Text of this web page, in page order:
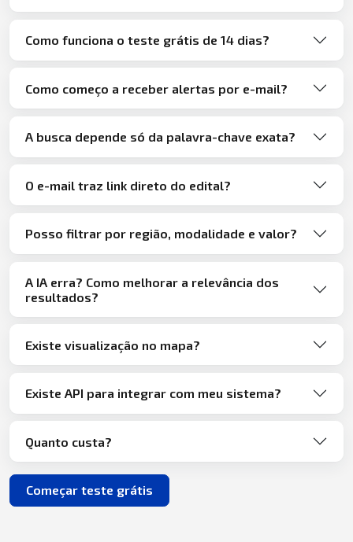
Como funciona o teste grátis de 14 dias?
Como começo a receber alertas por e-mail?
A busca depende só da palavra-chave exata?
O e-mail traz link direto do edital?
Posso filtrar por região, modalidade e valor?
A IA erra? Como melhorar a relevância dos
resultados?
Existe visualização no mapa?
Existe API para integrar com meu sistema?
Quanto custa?
Começar teste grátis